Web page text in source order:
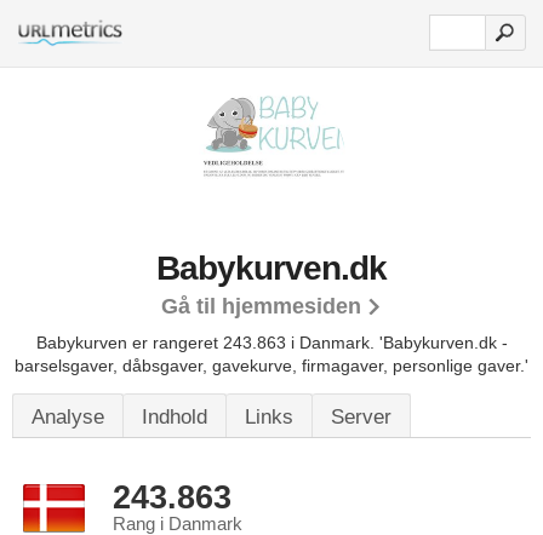
Babykurven.dk
Gå til hjemmesiden
Babykurven er rangeret 243.863 i Danmark. 'Babykurven.dk -
barselsgaver, dåbsgaver, gavekurve, firmagaver, personlige gaver.'
Analyse Indhold Links Server
243.863
Rang i Danmark